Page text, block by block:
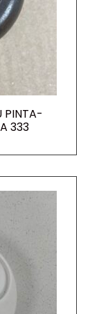
PINTA-
333